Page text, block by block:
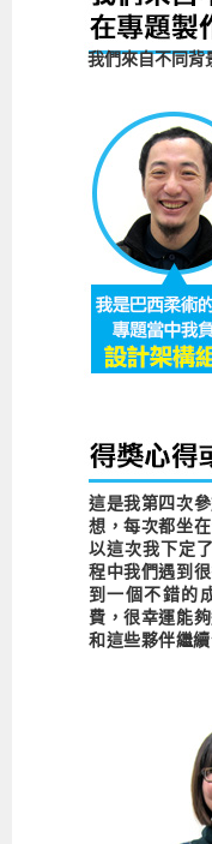
嵌入式Linux開發與
嵌入式即時作業系
SoC FPGA嵌入式
[學程]感測電路
青少年AI人工智慧
AI邊緣運算實作
AIoT智能聯網運算實
AI深度學習之問答系
AI強化學習 - 自動控
讓 AI 成為你的數位
iPAS機器學習工程師
n8n 零基礎工作自
資訊安全實務
物聯網Web整合應用
[學程]物聯網全端
Web全端開發應用
嵌入式物聯網開發
[學程]物聯網全端與
iPAS AIoT應用工程
SDN網路技術與
ROS機器人開發系列
ROS機器手臂控制&
智能機器人系統整合
影像課程總覽
電腦視覺與影像處理
AI深度學習與影像辨
嵌入式Linux開發與
智能機器人系統整合
ARM系列課程
ARM mbed 物聯網
ARM Boot Loader設
ARM Cortex-M0 應
程式語言系列課程
C語言程式設計
資料結構精修班
C++程式設計
Python程式實戰養
Python程式設計(舊)
APCS寒暑假程式檢
Java 物件導向程式
Android系列課程
Android嵌入式平台
Android APP 實戰開
Android Framework
iOS程式開發系列課程
iPhone程式設計基
iPhone程式設計進
Android嵌入式平台
產品應用系列課程
NFC無線通訊設計
物聯網Web整合應
AIoT人工智慧與物
AI智能醫療電子產
物聯網韌體工程師
物聯網平台開發人
實體課程總覽
Linux 作業系統實務
生成式AI基礎模型
AI雲端原生與
AI邊緣運算實作-TFL
自然語言處理與大型
資料分析與視覺化
非監督式學習
Edge AI與Pi Pico實
OpenVINO邊緣運
iPAS巨量資料分析
Web全端開發應用班
Python硬體控制-Pi
5G - SDN與Mininet
iPAS AI應用規劃師
iPAS巨量資料分析師
iPAS機器學習工程師
升大學APCS/學習歷
APCS檢定 Python
APCS檢定 C++課程
APCS檢定 C語言課
APCS檢定培訓課程
【遠距同步】APCS
【遠距同步】青少
C語言程式設計
資料結構
Python程式設計
JavaScript程式設計
C++程式設計
Python進階程式設
Raspberry Pi系列
Linux & C語言硬體控
Python硬體控制-Pi
Raspberry Pi 使用
Edge AI與
硬體控制使用Python
5G-SDN通訊系列課程
5G關鍵技術- SDN
創意程式設計系列
micro:bit 創意程式
Scratch 創意程式設
合作夥伴專區
學員權益與報名須知
工程師學習地圖
學員專屬提問平台
高中生升學超前部署
我們來自不同背
這是我第四次
想，每次都坐
以這次我下定
程中我們遇到
到一個不錯的
費，很幸運能
和這些夥伴繼